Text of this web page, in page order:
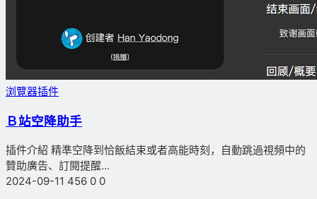
浏覽器插件
Ｂ站空降助手
插件介紹 精準空降到恰飯結束或者高能時刻，自動跳過視頻中的
贊助廣告、訂閱提醒...
2024-09-11 456 0 0